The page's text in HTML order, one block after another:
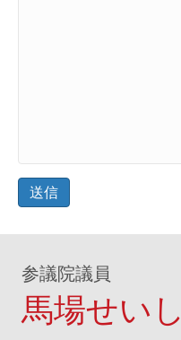
参議院議員
馬場せいし